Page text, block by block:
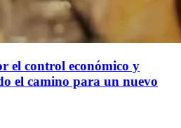
el control económico y
el camino para un nuevo